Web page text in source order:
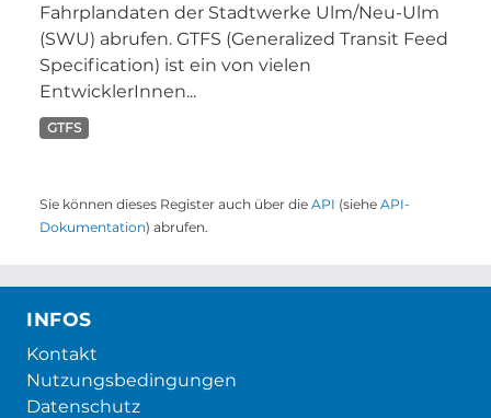
Fahrplandaten der Stadtwerke Ulm/Neu-Ulm
(SWU) abrufen. GTFS (Generalized Transit Feed
Specification) ist ein von vielen
EntwicklerInnen...
GTFS
Sie können dieses Register auch über die API (siehe API-
Dokumentation) abrufen.
INFOS
Kontakt
Nutzungsbedingungen
Datenschutz